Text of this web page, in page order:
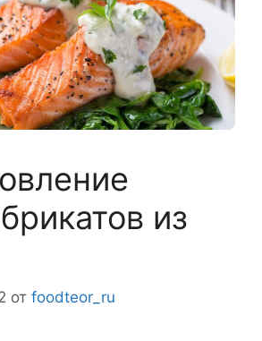
из
от foodteor_ru